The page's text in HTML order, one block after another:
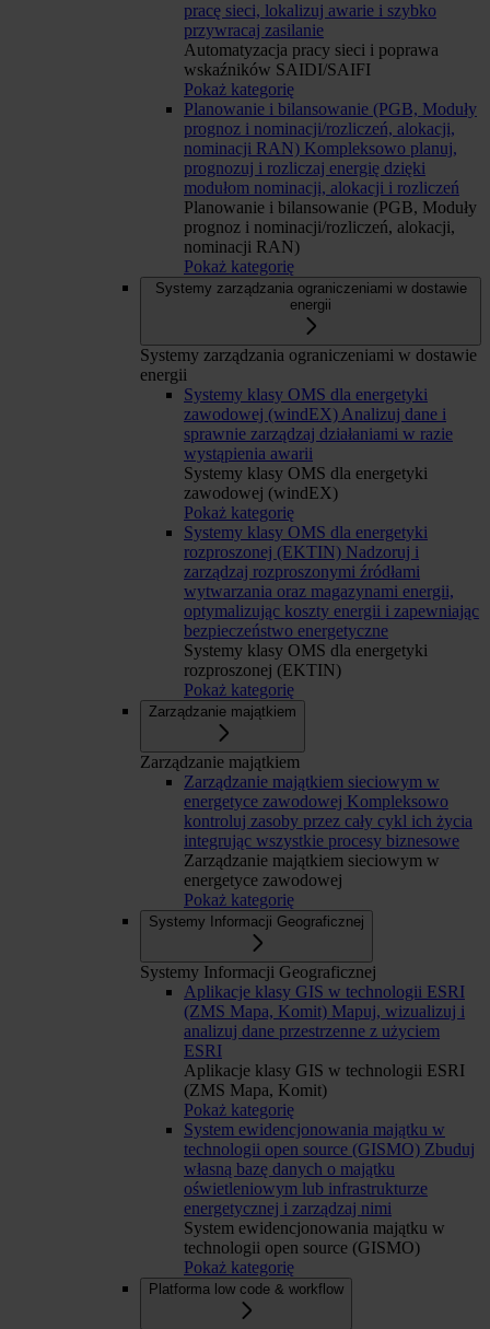
pracę sieci, lokalizuj awarie i szybko
przywracaj zasilanie
Automatyzacja pracy sieci i poprawa
wskaźników SAIDI/SAIFI
Pokaż kategorię
Planowanie i bilansowanie (PGB, Moduły
prognoz i nominacji/rozliczeń, alokacji,
nominacji RAN) Kompleksowo planuj,
prognozuj i rozliczaj energię dzięki
modułom nominacji, alokacji i rozliczeń
Planowanie i bilansowanie (PGB, Moduły
prognoz i nominacji/rozliczeń, alokacji,
nominacji RAN)
Pokaż kategorię
Systemy zarządzania ograniczeniami w dostawie
energii
Systemy zarządzania ograniczeniami w dostawie
energii
Systemy klasy OMS dla energetyki
zawodowej (windEX) Analizuj dane i
sprawnie zarządzaj działaniami w razie
wystąpienia awarii
Systemy klasy OMS dla energetyki
zawodowej (windEX)
Pokaż kategorię
Systemy klasy OMS dla energetyki
rozproszonej (EKTIN) Nadzoruj i
zarządzaj rozproszonymi źródłami
wytwarzania oraz magazynami energii,
optymalizując koszty energii i zapewniając
bezpieczeństwo energetyczne
Systemy klasy OMS dla energetyki
rozproszonej (EKTIN)
Pokaż kategorię
Zarządzanie majątkiem
Zarządzanie majątkiem
Zarządzanie majątkiem sieciowym w
energetyce zawodowej Kompleksowo
kontroluj zasoby przez cały cykl ich życia
integrując wszystkie procesy biznesowe
Zarządzanie majątkiem sieciowym w
energetyce zawodowej
Pokaż kategorię
Systemy Informacji Geograficznej
Systemy Informacji Geograficznej
Aplikacje klasy GIS w technologii ESRI
(ZMS Mapa, Komit) Mapuj, wizualizuj i
analizuj dane przestrzenne z użyciem
ESRI
Aplikacje klasy GIS w technologii ESRI
(ZMS Mapa, Komit)
Pokaż kategorię
System ewidencjonowania majątku w
technologii open source (GISMO) Zbuduj
własną bazę danych o majątku
oświetleniowym lub infrastrukturze
energetycznej i zarządzaj nimi
System ewidencjonowania majątku w
technologii open source (GISMO)
Pokaż kategorię
Platforma low code & workflow